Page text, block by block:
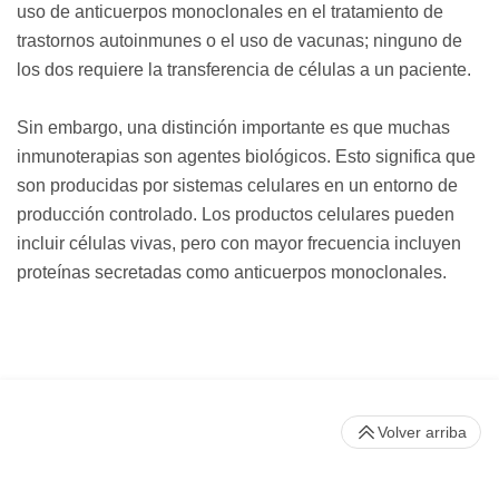
uso de anticuerpos monoclonales en el tratamiento de
trastornos autoinmunes o el uso de vacunas; ninguno de
los dos requiere la transferencia de células a un paciente.
Sin embargo, una distinción importante es que muchas
inmunoterapias son agentes biológicos. Esto significa que
son producidas por sistemas celulares en un entorno de
producción controlado. Los productos celulares pueden
incluir células vivas, pero con mayor frecuencia incluyen
proteínas secretadas como anticuerpos monoclonales.
Volver arriba